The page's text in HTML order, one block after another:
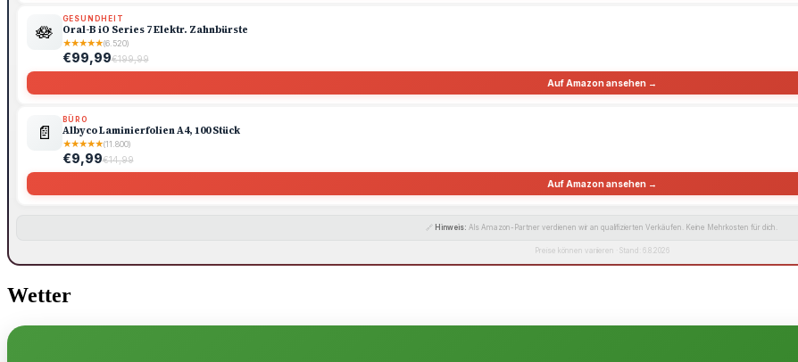
🪷
GESUNDHEIT
Oral-B iO Series 7 Elektr. Zahnbürste
★★★★★(6.520)
€99,99€199,99
Auf Amazon ansehen →
📄
BÜRO
Albyco Laminierfolien A4, 100 Stück
★★★★★(11.800)
€9,99€14,99
Auf Amazon ansehen →
🔗 Hinweis: Als Amazon-Partner verdienen wir an qualifizierten Verkäufen. Keine Mehrkosten für dich.
Preise können variieren · Stand: 6.8.2026
Wetter